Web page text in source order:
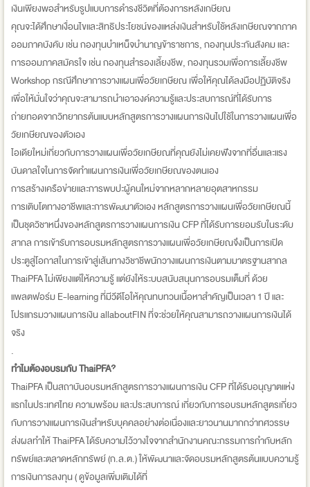
เงินเพียงพอสำหรับรูปแบบการดำรงชีวิตที่ต้องการหลังเกษียณ
คุณจะได้ศึกษาเงื่อนไขและสิทธิประโยชน์ของแหล่งเงินสำหรับใช้หลังเกษียณจากภาค
ออมภาคบังคับ เช่น กองทุนบำเหน็จบำนาญข้าราชการ, กองทุนประกันสังคม และ
การออมภาคสมัครใจ เช่น กองทุนสำรองเลี้ยงชีพ, กองทุนรวมเพื่อการเลี้ยงชีพ
Workshop กรณีศึกษาการวางแผนเพื่อวัยเกษียณ เพื่อให้คุณได้ลงมือปฏิบัติจริง
เพื่อให้มั่นใจว่าคุณจะสามารถนำเอาองค์ความรู้และประสบการณ์ที่ได้รับการ
ถ่ายทอดจากวิทยากรต้นแบบหลักสูตรการวางแผนการเงินไปใช้ในการวางแผนเพื่อ
วัยเกษียณของตัวเอง
ไอเดียใหม่เกี่ยวกับการวางแผนเพื่อวัยเกษียณที่คุณยังไม่เคยฟังจากที่อื่นและแรง
บันดาลใจในการจัดทำแผนการเงินเพื่อวัยเกษียณของตนเอง
การสร้างเครือข่ายและการพบปะผู้คนใหม่จากหลากหลายอุตสาหกรรม
การเติบโตทางอาชีพและการพัฒนาตัวเอง หลักสูตรการวางแผนเพื่อวัยเกษียณนี้
เป็นชุดวิชาหนึ่งของหลักสูตรการวางแผนการเงิน CFP ที่ได้รับการยอมรับในระดับ
สากล การเข้ารับการอบรมหลักสูตรการวางแผนเพื่อวัยเกษียณจึงเป็นการเปิด
ประตูสู่โอกาสในการเข้าสู่เส้นทางวิชาชีพนักวางแผนการเงินตามมาตรฐานสากล
ThaiPFA ไม่เพียงแต่ให้ความรู้ แต่ยังให้ระบบสนับสนุนการอบรมเต็มที่ ด้วย
แพลตฟอร์ม E-learning ที่มีวีดีโอให้คุณทบทวนเนื้อหาสำคัญเป็นเวลา 1 ปี และ
โปรแกรมวางแผนการเงิน allaboutFIN ที่จะช่วยให้คุณสามารถวางแผนการเงินได้
จริง
.
ทำไมต้องอบรมกับ ThaiPFA?
ThaiPFA เป็นสถาบันอบรมหลักสูตรการวางแผนการเงิน CFP ที่ได้รับอนุญาตแห่ง
แรกในประเทศไทย ความพร้อม และประสบการณ์ เกี่ยวกับการอบรมหลักสูตรเกี่ยว
กับการวางแผนการเงินสำหรับบุคคลอย่างต่อเนื่องและยาวนานมากกว่าทศวรรษ
ส่งผลทำให้ ThaiPFA ได้รับความไว้วางใจจากสำนักงานคณะกรรมการกำกับหลัก
ทรัพย์และตลาดหลักทรัพย์ (ก.ล.ต.) ให้พัฒนาและจัดอบรมหลักสูตรต้นแบบความรู้
การเงินการลงทุน ( ดูข้อมูลเพิ่มเติมได้ที่